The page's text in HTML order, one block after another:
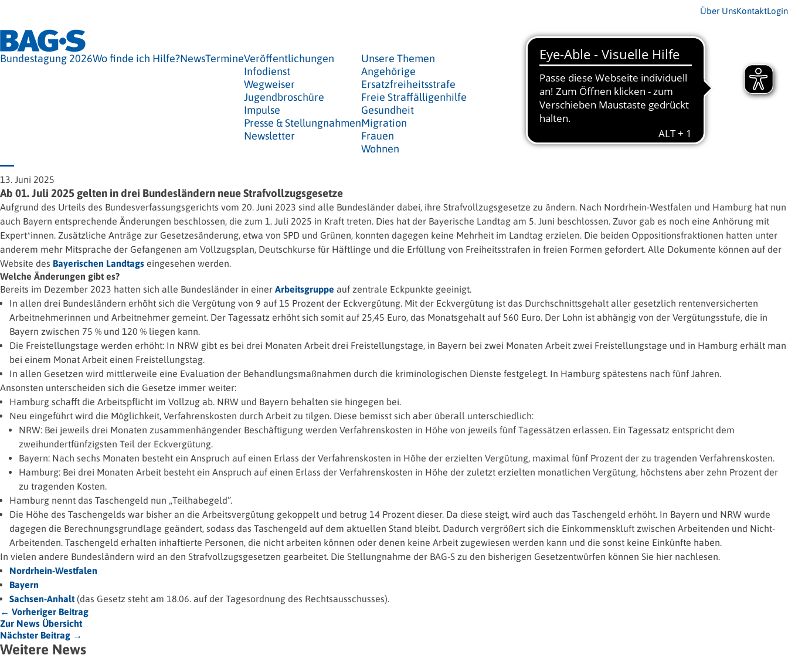
Über UnsKontaktLogin
Bundestagung 2026Wo finde ich Hilfe?NewsTermineVeröffentlichungen
Infodienst
Wegweiser
Jugendbroschüre
Impulse
Presse & Stellungnahmen
Newsletter
Unsere Themen
Angehörige
Ersatzfreiheitsstrafe
Freie Straffälligenhilfe
Gesundheit
Migration
Frauen
Wohnen
13. Juni 2025
Ab 01. Juli 2025 gelten in drei Bundesländern neue Strafvollzugsgesetze
Aufgrund des Urteils des Bundesverfassungsgerichts vom 20. Juni 2023 sind alle Bundesländer dabei, ihre Strafvollzugsgesetze zu ändern. Nach Nordrhein-Westfalen und Hamburg hat nun
auch Bayern entsprechende Änderungen beschlossen, die zum 1. Juli 2025 in Kraft treten. Dies hat der Bayerische Landtag am 5. Juni beschlossen. Zuvor gab es noch eine Anhörung mit
Expert*innen. Zusätzliche Anträge zur Gesetzesänderung, etwa von SPD und Grünen, konnten dagegen keine Mehrheit im Landtag erzielen. Die beiden Oppositionsfraktionen hatten unter
anderem mehr Mitsprache der Gefangenen am Vollzugsplan, Deutschkurse für Häftlinge und die Erfüllung von Freiheitsstrafen in freien Formen gefordert. Alle Dokumente können auf der
Website des Bayerischen Landtags eingesehen werden.
Welche Änderungen gibt es?
Bereits im Dezember 2023 hatten sich alle Bundesländer in einer Arbeitsgruppe auf zentrale Eckpunkte geeinigt.
In allen drei Bundesländern erhöht sich die Vergütung von 9 auf 15 Prozent der Eckvergütung. Mit der Eckvergütung ist das Durchschnittsgehalt aller gesetzlich rentenversicherten
Arbeitnehmerinnen und Arbeitnehmer gemeint. Der Tagessatz erhöht sich somit auf 25,45 Euro, das Monatsgehalt auf 560 Euro. Der Lohn ist abhängig von der Vergütungsstufe, die in
Bayern zwischen 75 % und 120 % liegen kann.
Die Freistellungstage werden erhöht: In NRW gibt es bei drei Monaten Arbeit drei Freistellungstage, in Bayern bei zwei Monaten Arbeit zwei Freistellungstage und in Hamburg erhält man
bei einem Monat Arbeit einen Freistellungstag.
In allen Gesetzen wird mittlerweile eine Evaluation der Behandlungsmaßnahmen durch die kriminologischen Dienste festgelegt. In Hamburg spätestens nach fünf Jahren.
Ansonsten unterscheiden sich die Gesetze immer weiter:
Hamburg schafft die Arbeitspflicht im Vollzug ab. NRW und Bayern behalten sie hingegen bei.
Neu eingeführt wird die Möglichkeit, Verfahrenskosten durch Arbeit zu tilgen. Diese bemisst sich aber überall unterschiedlich:
NRW: Bei jeweils drei Monaten zusammenhängender Beschäftigung werden Verfahrenskosten in Höhe von jeweils fünf Tagessätzen erlassen. Ein Tagessatz entspricht dem
zweihundertfünfzigsten Teil der Eckvergütung.
Bayern: Nach sechs Monaten besteht ein Anspruch auf einen Erlass der Verfahrenskosten in Höhe der erzielten Vergütung, maximal fünf Prozent der zu tragenden Verfahrenskosten.
Hamburg: Bei drei Monaten Arbeit besteht ein Anspruch auf einen Erlass der Verfahrenskosten in Höhe der zuletzt erzielten monatlichen Vergütung, höchstens aber zehn Prozent der
zu tragenden Kosten.
Hamburg nennt das Taschengeld nun „Teilhabegeld”.
Die Höhe des Taschengelds war bisher an die Arbeitsvergütung gekoppelt und betrug 14 Prozent dieser. Da diese steigt, wird auch das Taschengeld erhöht. In Bayern und NRW wurde
dagegen die Berechnungsgrundlage geändert, sodass das Taschengeld auf dem aktuellen Stand bleibt. Dadurch vergrößert sich die Einkommenskluft zwischen Arbeitenden und Nicht-
Arbeitenden. Taschengeld erhalten inhaftierte Personen, die nicht arbeiten können oder denen keine Arbeit zugewiesen werden kann und die sonst keine Einkünfte haben.
In vielen andere Bundesländern wird an den Strafvollzugsgesetzen gearbeitet. Die Stellungnahme der BAG-S zu den bisherigen Gesetzentwürfen können Sie hier nachlesen.
Nordrhein-Westfalen
Bayern
Sachsen-Anhalt(das Gesetz steht am 18.06. auf der Tagesordnung des Rechtsausschusses).
← Vorheriger Beitrag
Zur News Übersicht
Nächster Beitrag →
Weitere News